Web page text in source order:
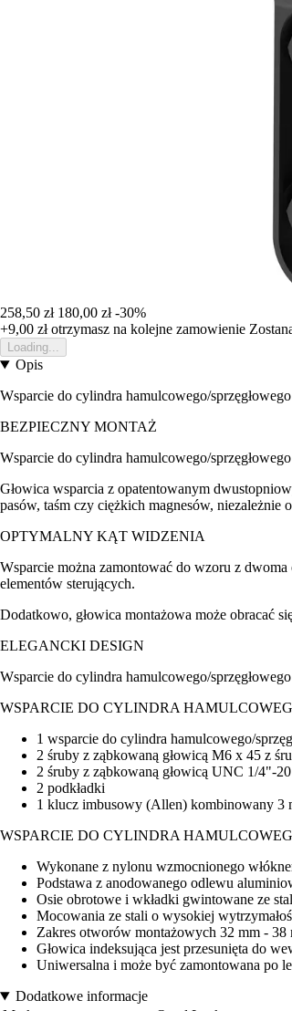
258,50 zł 180,00 zł -30%
+9,00 złotrzymasz na kolejne zamowienie
Loading...
Opis
Wsparcie do cylindra hamulcowego/
BEZPIECZNY MONTAŻ
Wsparcie do cylindra hamulcowego/
Głowica wsparcia z opatentowanym
pasów, taśm czy ciężkich magnesów, niezależnie
OPTYMALNY KĄT WIDZENIA
Wsparcie można zamontować do wzoru z
elementów sterujących.
Dodatkowo, głowica montażowa może obracać
ELEGANCKI DESIGN
Wsparcie do cylindra hamulcowego/
WSPARCIE DO CYLINDRA
1 wsparcie do cylindra hamulcowego/
2 śruby z ząbkowaną głowicą M6 x 45 z
2 śruby z ząbkowaną głowicą UNC 1/4"-
2 podkładki
1 klucz imbusowy (Allen) kombinowany 3
WSPARCIE DO CYLINDRA
Wykonane z nylonu wzmocnionego
Podstawa z anodowanego odlewu
Osie obrotowe i wkładki gwintowane ze
Mocowania ze stali o wysokiej
Zakres otworów montażowych 32 mm -
Głowica indeksująca jest przesunięta do
Uniwersalna i może być zamontowana po
Dodatkowe informacje